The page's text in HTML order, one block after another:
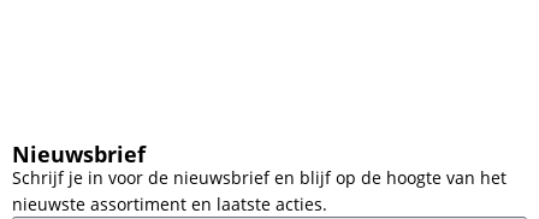
Nieuwsbrief
Schrijf je in voor de nieuwsbrief en blijf op de hoogte van het
nieuwste assortiment en laatste acties.